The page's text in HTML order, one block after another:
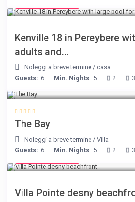
Kenville 18 in Pereybere
adults and...
Noleggi a breve termine /casa
Guests: 6 Min. Nights: 5 2 3
The Bay
Noleggi a breve termine /Villa
Guests: 6 Min. Nights: 5 2 3
Villa Pointe desny